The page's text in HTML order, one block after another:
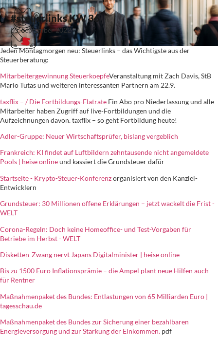
#steuerlinks KW 36
05. September 2022
Jeden Montagmorgen neu: Steuerlinks – das Wichtigste aus der
Steuerberatung:
Mitarbeitergewinnung SteuerkoepfeVeranstaltung mit Zach Davis, StB
Mario Tutas und weiteren interessanten Partnern am 22.9.
taxflix – / Die Fortbildungs-Flatrate Ein Abo pro Niederlassung und alle
Mitarbeiter haben Zugriff auf live-Fortbildungen und die
Aufzeichnungen davon. taxflix – so geht Fortbildung heute!
Adler-Gruppe: Neuer Wirtschaftsprüfer, bislang vergeblich
Frankreich: KI findet auf Luftbildern zehntausende nicht angemeldete
Pools | heise onlineund kassiert die Grundsteuer dafür
Startseite - Krypto-Steuer-Konferenzorganisiert von den Kanzlei-
Entwicklern
Grundsteuer: 30 Millionen offene Erklärungen – jetzt wackelt die Frist -
WELT
Corona-Regeln: Doch keine Homeoffice- und Test-Vorgaben für
Betriebe im Herbst - WELT
Disketten-Zwang nervt Japans Digitalminister | heise online
Bis zu 1500 Euro Inflationsprämie – die Ampel plant neue Hilfen auch
für Rentner
Maßnahmenpaket des Bundes: Entlastungen von 65 Milliarden Euro |
tagesschau.de
Maßnahmenpaket des Bundes zur Sicherung einer bezahlbaren
Energieversorgung und zur Stärkung der Einkommen. pdf